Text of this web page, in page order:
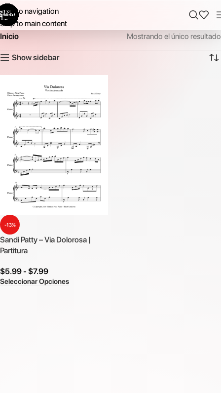
Skip to navigation
Skip to main content
Inicio
Mostrando el único resultado
Show sidebar
-13%
Sandi Patty – Via Dolorosa |
Partitura
$5.99 - $7.99
Seleccionar Opciones